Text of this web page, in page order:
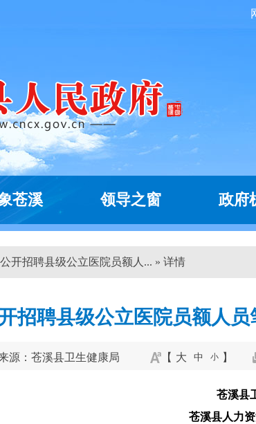
苍溪 领导之窗 政府
开招聘县级公立医院员额人... » 详情
招聘县级公立医院员额人
源：苍溪县卫生健康局 【 大 中 小 】
苍溪县
苍溪县人力